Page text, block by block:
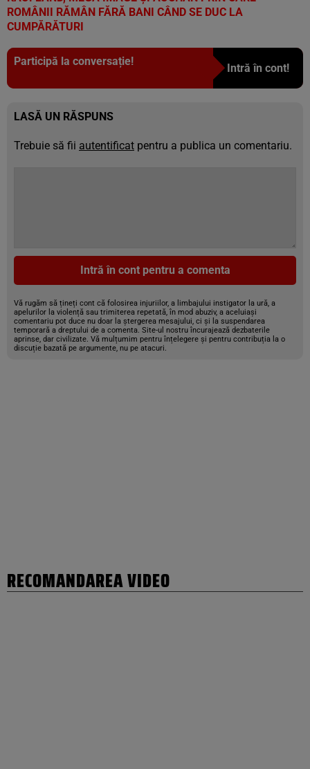
ROMÂNII RĂMÂN FĂRĂ BANI CÂND SE DUC LA
CUMPĂRĂTURI
Participă la conversație!
Intră în cont!
LASĂ UN RĂSPUNS
Trebuie să fii autentificat pentru a publica un comentariu.
Intră în cont pentru a comenta
Vă rugăm să țineți cont că folosirea injuriilor, a limbajului instigator la ură, a
apelurilor la violență sau trimiterea repetată, în mod abuziv, a aceluiași
comentariu pot duce nu doar la ștergerea mesajului, ci și la suspendarea
temporară a dreptului de a comenta. Site-ul nostru încurajează dezbaterile
aprinse, dar civilizate. Vă mulțumim pentru înțelegere și pentru contribuția la o
discuție bazată pe argumente, nu pe atacuri.
RECOMANDAREA VIDEO